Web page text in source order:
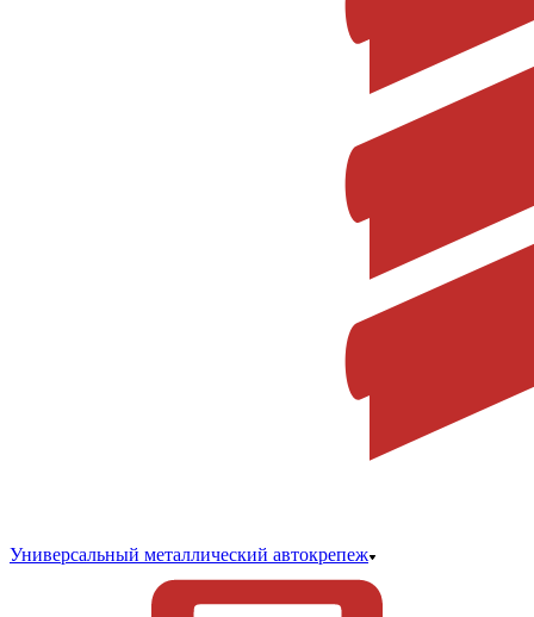
Универсальный металлический автокрепеж